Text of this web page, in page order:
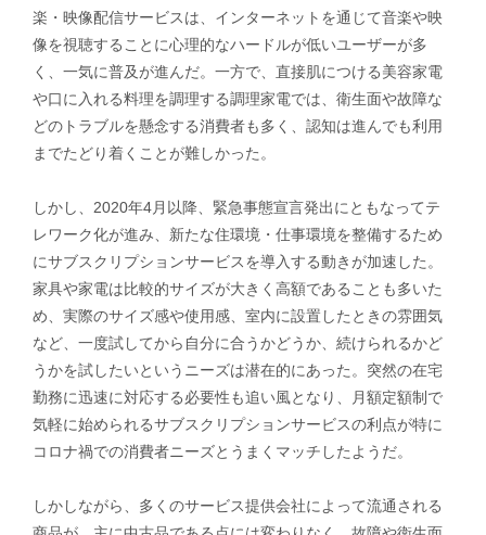
楽・映像配信サービスは、インターネットを通じて音楽や映
像を視聴することに心理的なハードルが低いユーザーが多
く、一気に普及が進んだ。一方で、直接肌につける美容家電
や口に入れる料理を調理する調理家電では、衛生面や故障な
どのトラブルを懸念する消費者も多く、認知は進んでも利用
までたどり着くことが難しかった。
しかし、2020年4月以降、緊急事態宣言発出にともなってテ
レワーク化が進み、新たな住環境・仕事環境を整備するため
にサブスクリプションサービスを導入する動きが加速した。
家具や家電は比較的サイズが大きく高額であることも多いた
め、実際のサイズ感や使用感、室内に設置したときの雰囲気
など、一度試してから自分に合うかどうか、続けられるかど
うかを試したいというニーズは潜在的にあった。突然の在宅
勤務に迅速に対応する必要性も追い風となり、月額定額制で
気軽に始められるサブスクリプションサービスの利点が特に
コロナ禍での消費者ニーズとうまくマッチしたようだ。
しかしながら、多くのサービス提供会社によって流通される